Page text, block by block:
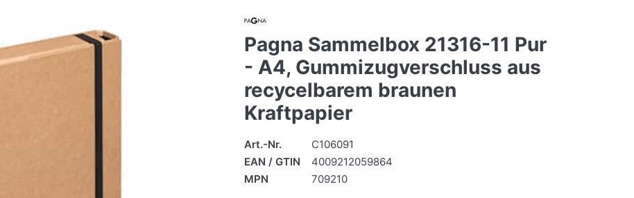
Pagna Sammelbox 21316-11 Pur
- A4, Gummizugverschluss aus
recycelbarem braunen
Kraftpapier
Art.-Nr.
C106091
EAN / GTIN
4009212059864
MPN
709210